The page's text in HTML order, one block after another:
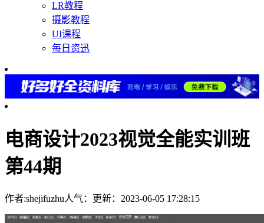
LR教程
摄影教程
UI课程
每日资迅
电商设计2023视觉全能实训班
第44期
作者:shejifuzhu人气： 更新：2023-06-05 17:28:15